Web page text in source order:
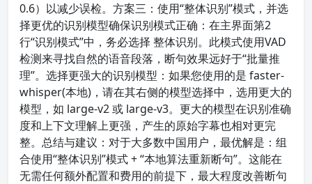
0.6）以减少误检。方案三：使用“整体识别”模式，并选
择更优的识别模型确保识别模式正确：在主界面第2
行“识别模式”中，务必选择 整体识别。此模式使用VAD
检测来寻找自然的语音段落，断句效果远好于“批量推
理”。选择更强大的识别模型：如果您使用的是 faster-
whisper(本地)，请在其右侧的模型选择中，选用更大的
模型，如 large-v2 或 large-v3。更大的模型在识别准确
度和上下文理解上更强，产生的原始字幕也相对更完
整。总结与建议：对于大多数中国用户，最优解是：组
合使用“整体识别”模式 + “本地算法重新断句”。这能在
无需任何额外配置和费用的前提下，最大程度改善断句